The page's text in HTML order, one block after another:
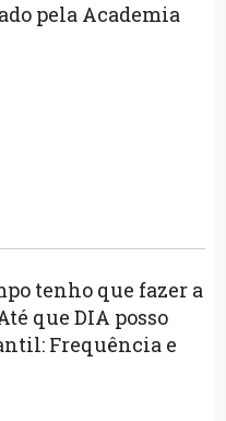
pela Academia
tenho que fazer a
que DIA posso
Frequência e